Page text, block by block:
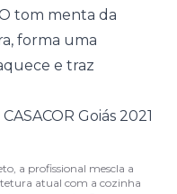
tom menta da
forma uma
e traz
a profissional mescla a
atual com a cozinha